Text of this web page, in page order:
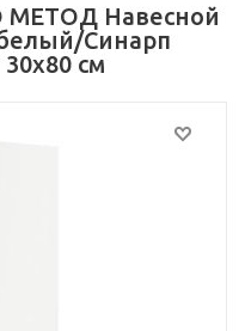
МЕТОД Навесной
Синарп
см